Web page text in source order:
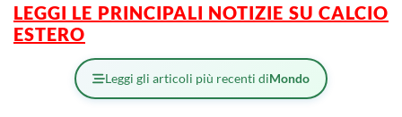
LEGGI LE PRINCIPALI NOTIZIE SU CALCIO
ESTERO
Leggi gli articoli più recenti diMondo